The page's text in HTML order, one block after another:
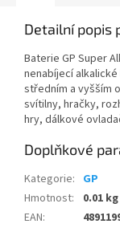
Detailní popis
Baterie GP Super
nenabíjecí
středním a vyšším
svítilny, hračky,
hry, dálkové
Doplňkové
Kategorie: GP
Hmotnost:
0.01 kg
EAN: